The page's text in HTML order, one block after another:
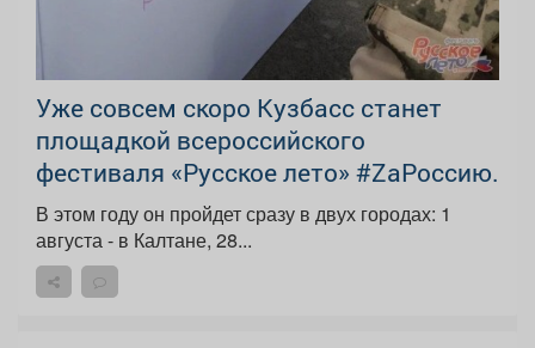
Уже совсем скоро Кузбасс станет
площадкой всероссийского
фестиваля «Русское лето» #ZaРоссию.
В этом году он пройдет сразу в двух городах: 1
августа - в Калтане, 28...